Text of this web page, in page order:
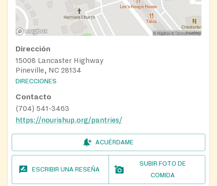
Dirección
15008 Lancaster Highway
Pineville, NC 28134
DIRECCIONES
Contacto
(704) 541-3463
https://nourishup.org/pantries/
ACUÉRDAME
ESCRIBIR UNA RESEÑA
SUBIR FOTO DE
COMIDA